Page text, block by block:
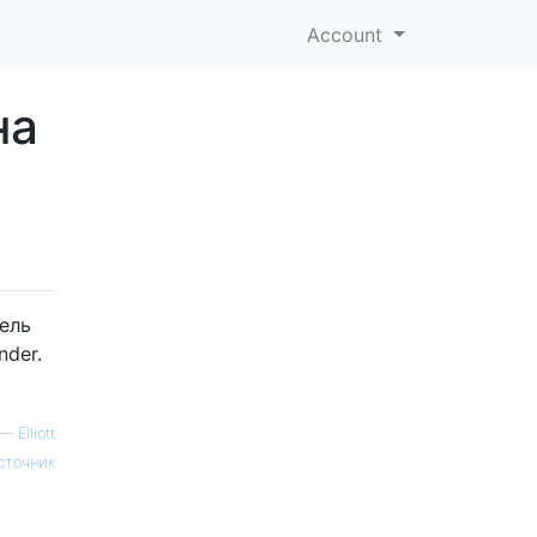
Account
Elliott